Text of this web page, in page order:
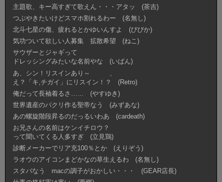
主題歌、キー高すぎて歌えん・・・アタッ (茶吉)
つぶやきたいけどスマホ割れるわー (名無し)
北斗七星の傷、疲れるとかゆいんすよ (ぴぴか)
気功ついて欲しい人募集 拡散希望 (ねこ)
サウザーとジャギって
ドレッシングみたいな名前やな (いばん)
あ、シン！リスインあり～ 、
え？「キ,チガイ」にリスイン！？ (Retro)
俺だって長袖着るさ…… (やすゆき)
世界遺産のパクリ作る聖帝なう (みずあな)
あの螺旋階段昇るのだっるいわあ (cardeath)
お兄さんの名前はケンイチロウ？
って聞いてくる人多すぎ (立見鶏)
診断メーカーでリア充100％とか (えりぞう)
ラオウのアイコンまどかなの草生えるわ (名無し)
スタバなう macの調子がおかしい・・・ (GEAR店長)